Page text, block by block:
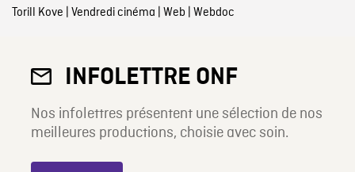
Torill Kove | Vendredi cinéma | Web | Webdoc
INFOLETTRE ONF
Nos infolettres présentent une sélection de nos
meilleures productions, choisie avec soin.